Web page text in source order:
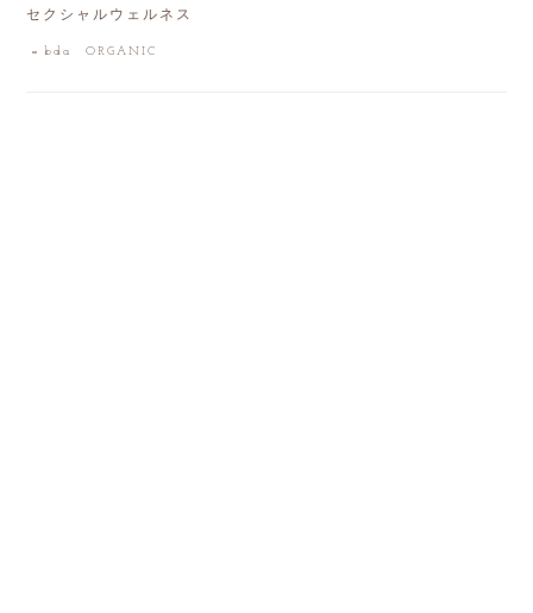
セクシャルウェルネス
bda ORGANIC